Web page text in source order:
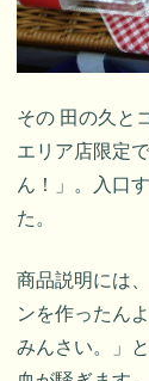
その 田の久と
エリア店限定
ん！」。入口
た。
商品説明には
ンを作ったん
みんさい。」